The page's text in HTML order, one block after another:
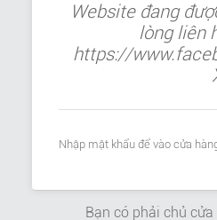
Website đang
lòng liên
https://
Nhập mật khẩu để vào cửa
Bạn có phải chủ